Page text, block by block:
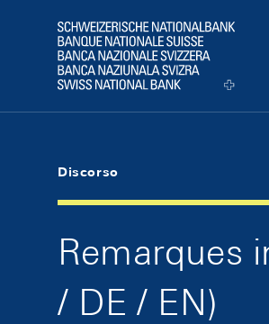
Logo
Discorso
Remarques
/ DE / EN)